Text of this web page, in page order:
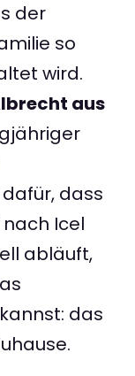
der
so
wird.
aus
dass
Icel
abläuft,
das